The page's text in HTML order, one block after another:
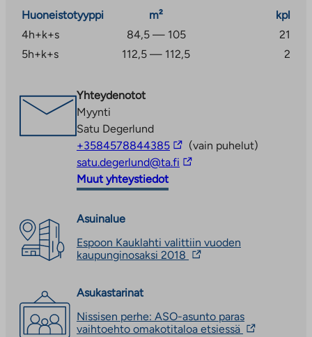
kauppakeskus Entressestä, jonne matkaa on alle 5
kilometriä.
Huoneistotyyppi m²
kpl
4h+k+s
84,5 — 105
21
5h+k+s
112,5 — 112,5 2
Yhteydenotot
Myynti
Satu Degerlund
+3584578844385Linkki
vie
(vain puhelut)
satu.degerlund@ta.fi Linkki
Muut yhteystiedot
Asuinalue
Espoon Kauklahti valittiin vuoden
kaupunginosaksi 2018 Linkki
aukeaa
uuteen
Asukastarinat
Nissisen perhe: ASO-asunto paras
vaihtoehto omakotitaloa etsiessä Linkki